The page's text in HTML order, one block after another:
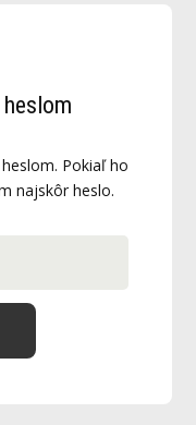
heslom
Pokiaľ ho
najskôr heslo.